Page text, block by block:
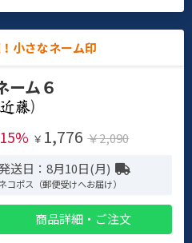
小さなネーム印
ーム６
)
￥ 1,776 ￥2,090
送日：8月10日(月)
ネコポス（郵便受けへお届け）
商品詳細・ご注文